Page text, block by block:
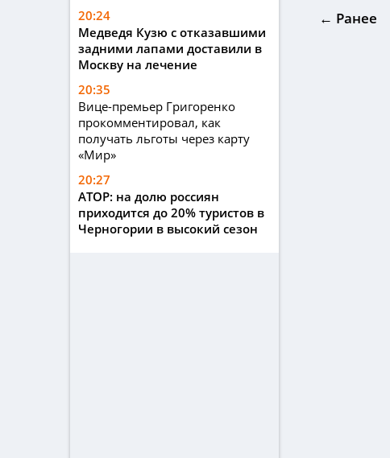
20:24
Медведя Кузю с отказавшими
задними лапами доставили в
Москву на лечение
20:35
Вице-премьер Григоренко
прокомментировал, как
получать льготы через карту
«Мир»
20:27
АТОР: на долю россиян
приходится до 20% туристов в
Черногории в высокий сезон
← Ранее